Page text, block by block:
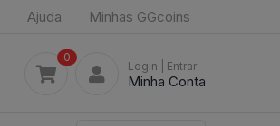
Ajuda Minhas GGcoins
0
Login | Entrar
Minha Conta